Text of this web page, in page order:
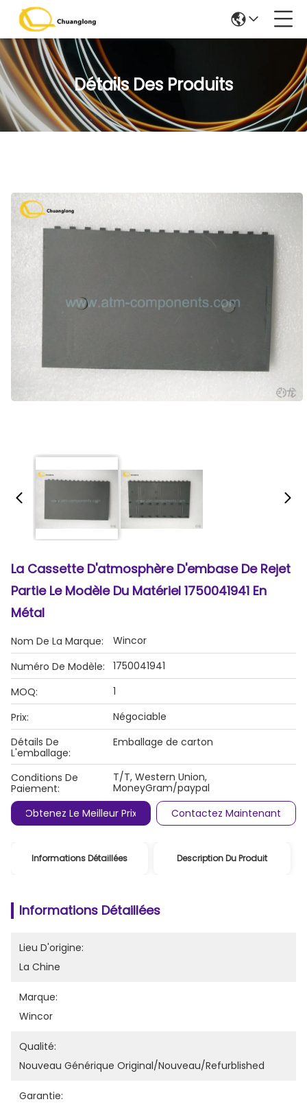
Détails Des Produits
La Cassette D'atmosphère D'embase De Rejet
Partie Le Modèle Du Matériel 1750041941 En
Métal
Nom De La Marque:
Wincor
Numéro De Modèle:
1750041941
MOQ:
1
Prix:
Négociable
Détails De
L'emballage:
Emballage de carton
Conditions De
Paiement:
T/T, Western Union,
MoneyGram/paypal
Obtenez Le Meilleur Prix
Contactez Maintenant
Informations Détaillées Description Du Produit
Informations Détaillées
Lieu D'origine:
La Chine
Marque:
Wincor
Qualité:
Nouveau Générique Original/nouveau/refurblished
Garantie: